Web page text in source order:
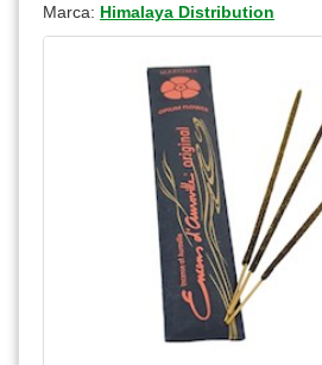
Marca: Himalaya Distribution